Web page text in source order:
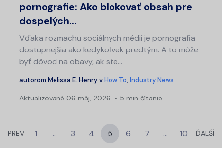
pornografie: Ako blokovať obsah pre
dospelých...
Vďaka rozmachu sociálnych médií je pornografia
dostupnejšia ako kedykoľvek predtým. A to môže
byť dôvod na obavy, ak ste...
autorom Melissa E. Henry vHow To, Industry News
Aktualizované 06 máj, 2026 5 min čítanie
PREV 1 … 3 4 5 6 7 … 10 ĎALŠÍ